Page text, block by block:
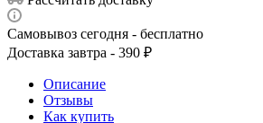
Самовывоз сегодня - бесплатно
Доставка завтра - 390 ₽
Описание
Отзывы
Как купить